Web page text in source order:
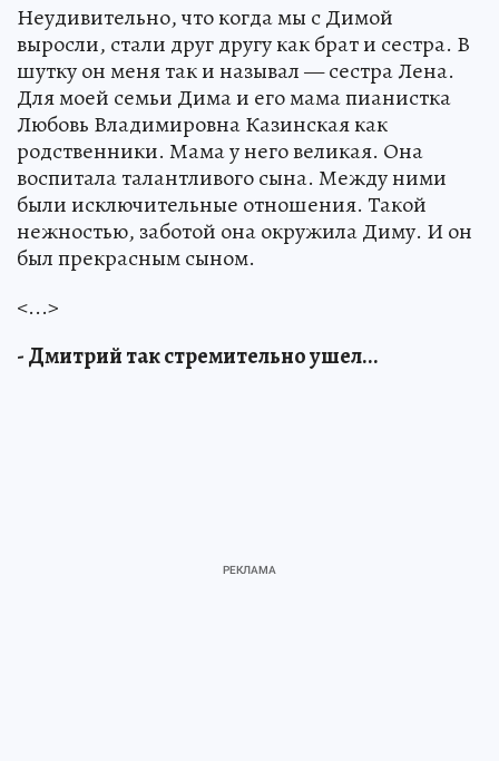
Неудивительно, что когда мы с Димой
выросли, стали друг другу как брат и сестра. В
шутку он меня так и называл — сестра Лена.
Для моей семьи Дима и его мама пианистка
Любовь Владимировна Казинская как
родственники. Мама у него великая. Она
воспитала талантливого сына. Между ними
были исключительные отношения. Такой
нежностью, заботой она окружила Диму. И он
был прекрасным сыном.
<...>
- Дмитрий так стремительно ушел...